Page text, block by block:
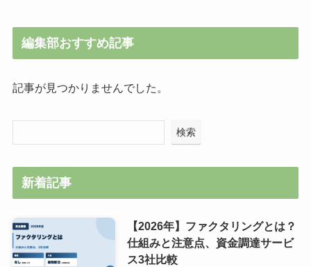
編集部おすすめ記事
記事が見つかりませんでした。
検索
新着記事
【2026年】ファクタリングとは？
仕組みと注意点、資金調達サービ
ス3社比較